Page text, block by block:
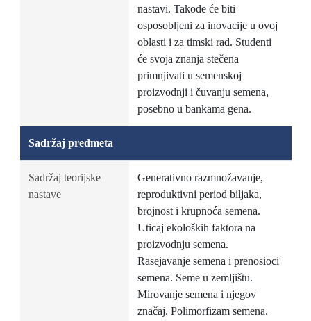
nastavi. Takođe će biti
osposobljeni za inovacije u ovoj
oblasti i za timski rad. Studenti
će svoja znanja stečena
primnjivati u semenskoj
proizvodnji i čuvanju semena,
posebno u bankama gena.
Sadržaj predmeta
Sadržaj teorijske
nastave
Generativno razmnožavanje,
reproduktivni period biljaka,
brojnost i krupnoća semena.
Uticaj ekoloških faktora na
proizvodnju semena.
Rasejavanje semena i prenosioci
semena. Seme u zemljištu.
Mirovanje semena i njegov
značaj. Polimorfizam semena.